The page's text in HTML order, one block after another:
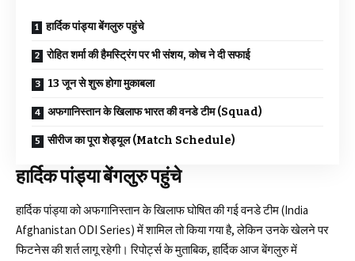
हार्दिक पांड्या बेंगलुरु पहुंचे
रोहित शर्मा की हैमस्ट्रिंग पर भी संशय, कोच ने दी सफाई
13 जून से शुरू होगा मुकाबला
अफगानिस्तान के खिलाफ भारत की वनडे टीम (Squad)
सीरीज का पूरा शेड्यूल (Match Schedule)
हार्दिक पांड्या बेंगलुरु पहुंचे
हार्दिक पांड्या को अफगानिस्तान के खिलाफ घोषित की गई वनडे टीम (India
Afghanistan ODI Series) में शामिल तो किया गया है, लेकिन उनके खेलने पर
फिटनेस की शर्त लागू रहेगी। रिपोर्ट्स के मुताबिक, हार्दिक आज बेंगलुरु में